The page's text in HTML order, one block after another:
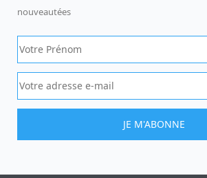
nouveautées
JE M'ABONNE